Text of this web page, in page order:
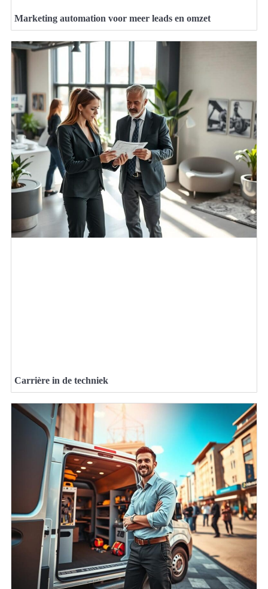
Marketing automation voor meer leads en omzet
Carrière in de techniek